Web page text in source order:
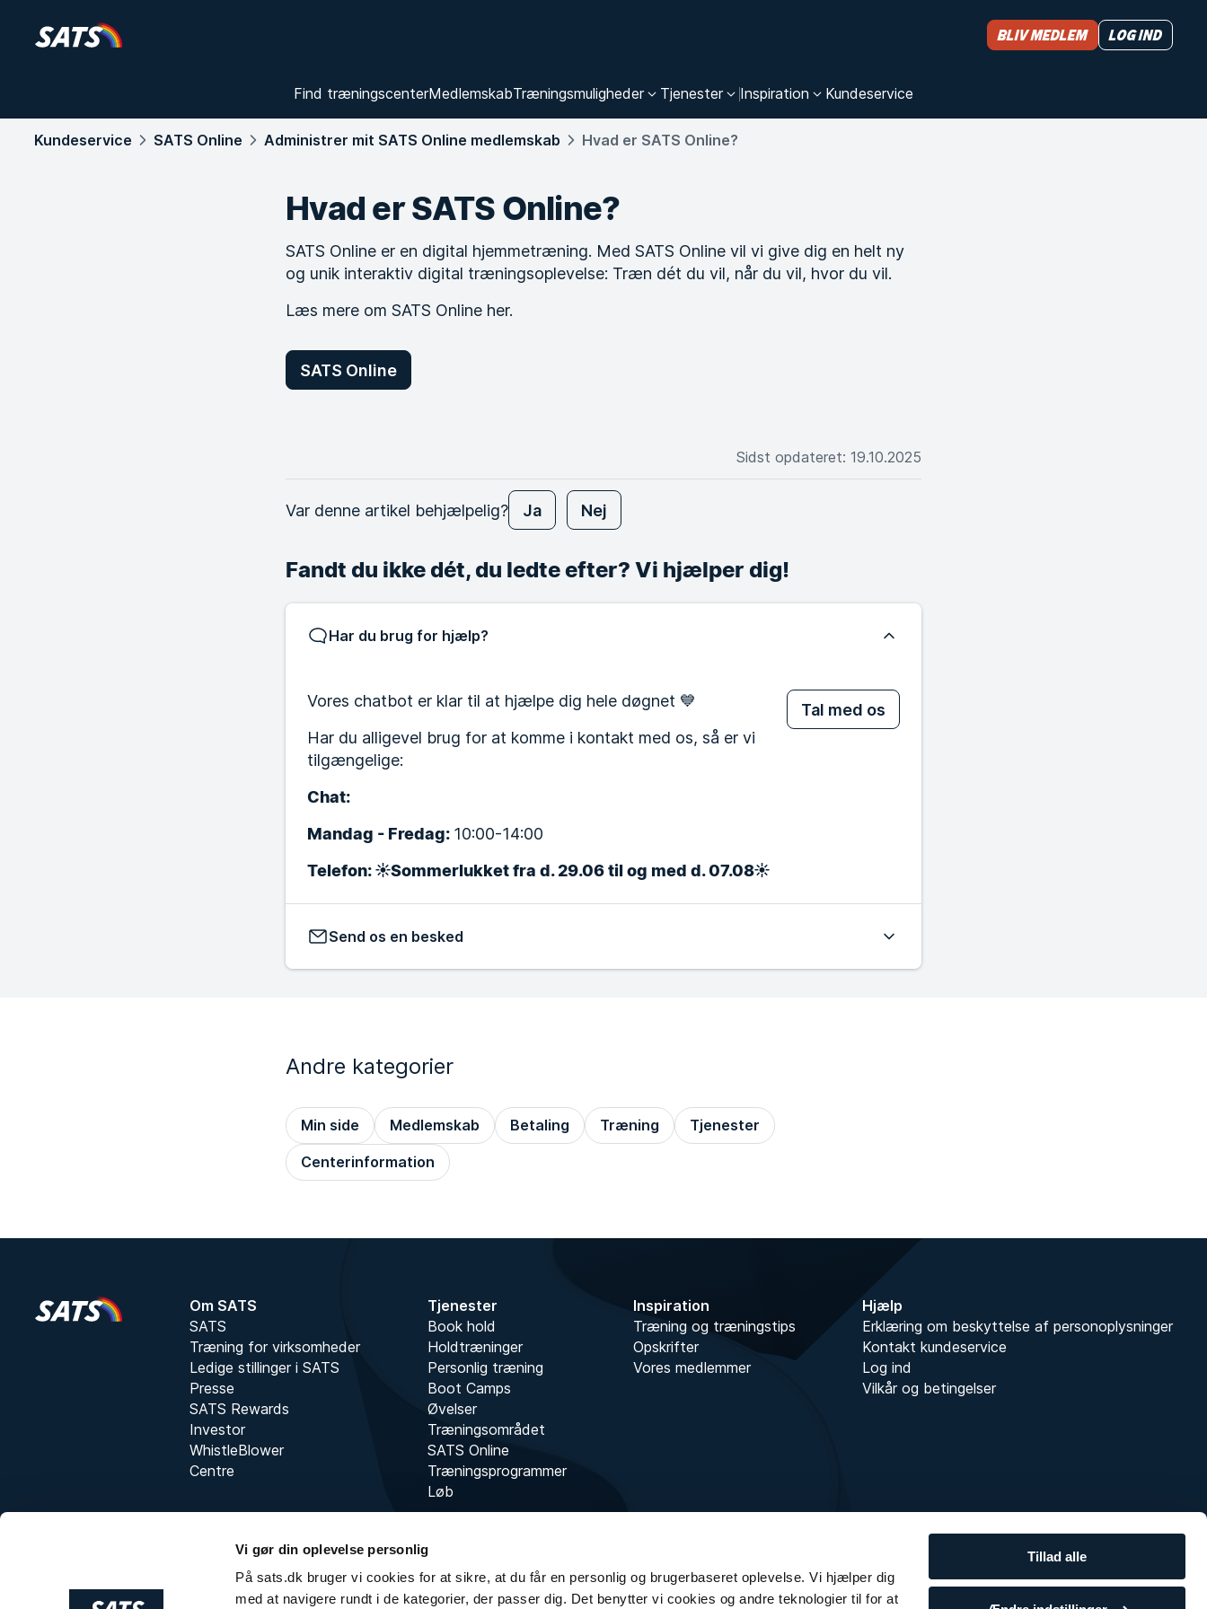
Vi gør din oplevelse personlig
På sats.dk bruger vi cookies for at sikre, at du får en personlig og brugerbaseret oplevelse. Vi hjælper dig
med at navigere rundt i de kategorier, der passer dig. Det benytter vi cookies og andre teknologier til for at
Tillad alle
Find træningscenterMedlemskabTræningsmuligheder Tjenester Inspiration Kundeservice
Bliv medlem Log ind
Kundeservice SATS Online Administrer mit SATS Online medlemskab Hvad er SATS Online?
Hvad er SATS Online?
SATS Online er en digital hjemmetræning. Med SATS Online vil vi give dig en helt ny
og unik interaktiv digital træningsoplevelse: Træn dét du vil, når du vil, hvor du vil.
Læs mere om SATS Online her.
SATS Online
Sidst opdateret: 19.10.2025
Var denne artikel behjælpelig? Ja Nej
Fandt du ikke dét, du ledte efter? Vi hjælper dig!
Har du brug for hjælp?
Vores chatbot er klar til at hjælpe dig hele døgnet 💙
Har du alligevel brug for at komme i kontakt med os, så er vi
tilgængelige:
Chat:
Mandag - Fredag: 10:00-14:00
Telefon: ☀️Sommerlukket fra d. 29.06 til og med d. 07.08☀️
Tal med os
Send os en besked
Andre kategorier
Min side Medlemskab Betaling Træning Tjenester
Centerinformation
Om SATS
SATS
Træning for virksomheder
Ledige stillinger i SATS
Presse
SATS Rewards
Investor
WhistleBlower
Centre
Tjenester
Book hold
Holdtræninger
Personlig træning
Boot Camps
Øvelser
Træningsområdet
SATS Online
Træningsprogrammer
Løb
Inspiration
Træning og træningstips
Opskrifter
Vores medlemmer
Hjælp
Erklæring om beskyttelse af personoplysninger
Kontakt kundeservice
Log ind
Vilkår og betingelser